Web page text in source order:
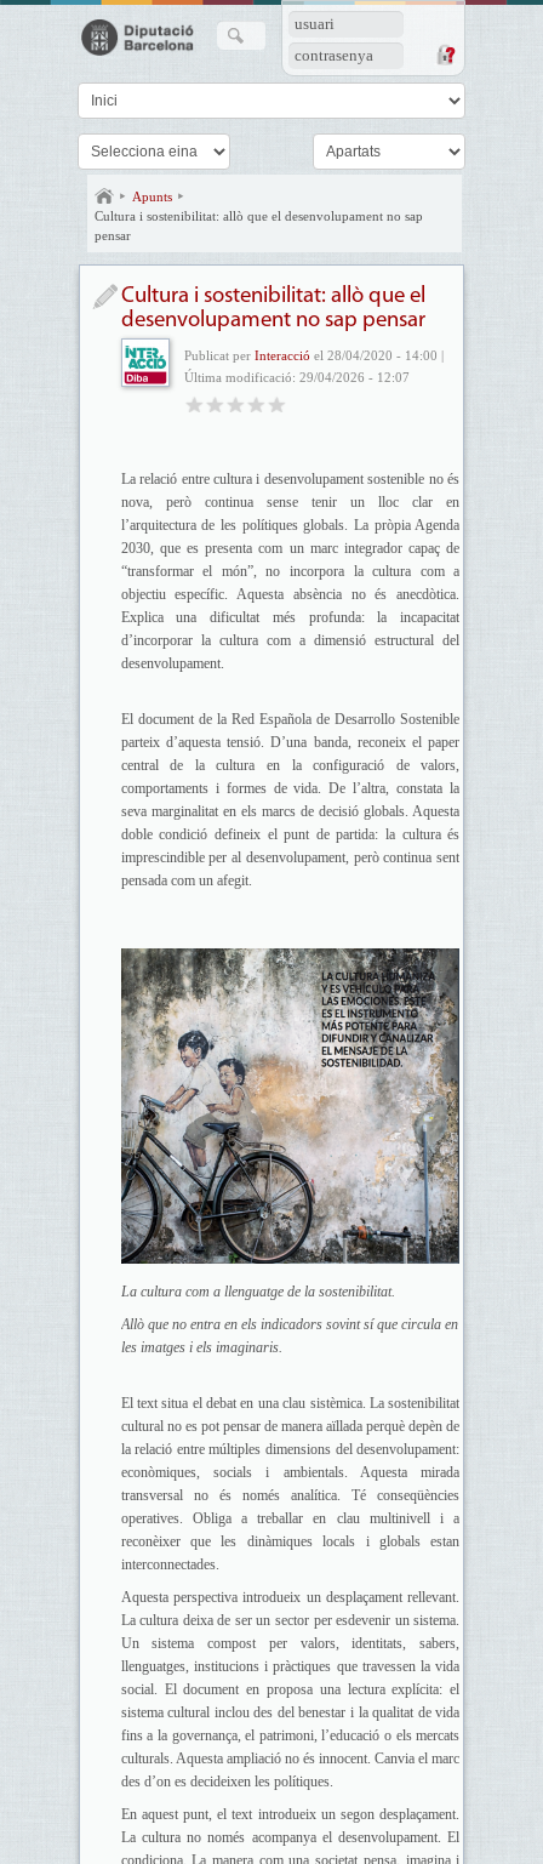
usuari
contrasenya
Apunts
Cultura i sostenibilitat: allò que el desenvolupament no sap
pensar
Cultura i sostenibilitat: allò que el
desenvolupament no sap pensar
Publicat per Interacció el 28/04/2020 - 14:00 |
Última modificació: 29/04/2026 - 12:07
La relació entre cultura i desenvolupament sostenible no és
nova, però continua sense tenir un lloc clar en
l’arquitectura de les polítiques globals. La pròpia Agenda
2030, que es presenta com un marc integrador capaç de
“transformar el món”, no incorpora la cultura com a
objectiu específic. Aquesta absència no és anecdòtica.
Explica una dificultat més profunda: la incapacitat
d’incorporar la cultura com a dimensió estructural del
desenvolupament.
El document de la Red Española de Desarrollo Sostenible
parteix d’aquesta tensió. D’una banda, reconeix el paper
central de la cultura en la configuració de valors,
comportaments i formes de vida. De l’altra, constata la
seva marginalitat en els marcs de decisió globals. Aquesta
doble condició defineix el punt de partida: la cultura és
imprescindible per al desenvolupament, però continua sent
pensada com un afegit.
La cultura com a llenguatge de la sostenibilitat.
Allò que no entra en els indicadors sovint sí que circula en
les imatges i els imaginaris.
El text situa el debat en una clau sistèmica. La sostenibilitat
cultural no es pot pensar de manera aïllada perquè depèn de
la relació entre múltiples dimensions del desenvolupament:
econòmiques, socials i ambientals. Aquesta mirada
transversal no és només analítica. Té conseqüències
operatives. Obliga a treballar en clau multinivell i a
reconèixer que les dinàmiques locals i globals estan
interconnectades.
Aquesta perspectiva introdueix un desplaçament rellevant.
La cultura deixa de ser un sector per esdevenir un sistema.
Un sistema compost per valors, identitats, sabers,
llenguatges, institucions i pràctiques que travessen la vida
social. El document en proposa una lectura explícita: el
sistema cultural inclou des del benestar i la qualitat de vida
fins a la governança, el patrimoni, l’educació o els mercats
culturals. Aquesta ampliació no és innocent. Canvia el marc
des d’on es decideixen les polítiques.
En aquest punt, el text introdueix un segon desplaçament.
La cultura no només acompanya el desenvolupament. El
condiciona. La manera com una societat pensa, imagina i